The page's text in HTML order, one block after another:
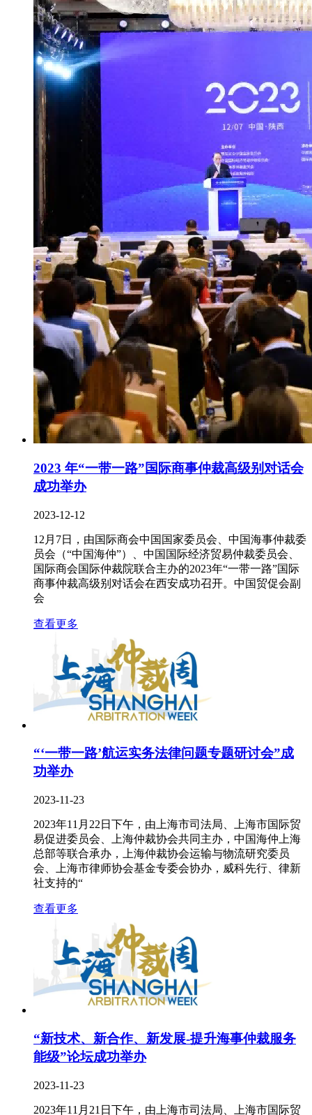
2023 年“一带一路”国际商事仲裁高级别对话会
成功举办
2023-12-12
12月7日，由国际商会中国国家委员会、中国海事仲裁委
员会（“中国海仲”）、中国国际经济贸易仲裁委员会、
国际商会国际仲裁院联合主办的2023年“一带一路”国际
商事仲裁高级别对话会在西安成功召开。中国贸促会副
会
查看更多
“‘一带一路’航运实务法律问题专题研讨会”成
功举办
2023-11-23
2023年11月22日下午，由上海市司法局、上海市国际贸
易促进委员会、上海仲裁协会共同主办，中国海仲上海
总部等联合承办，上海仲裁协会运输与物流研究委员
会、上海市律师协会基金专委会协办，威科先行、律新
社支持的“
查看更多
“新技术、新合作、新发展-提升海事仲裁服务
能级”论坛成功举办
2023-11-23
2023年11月21日下午，由上海市司法局、上海市国际贸